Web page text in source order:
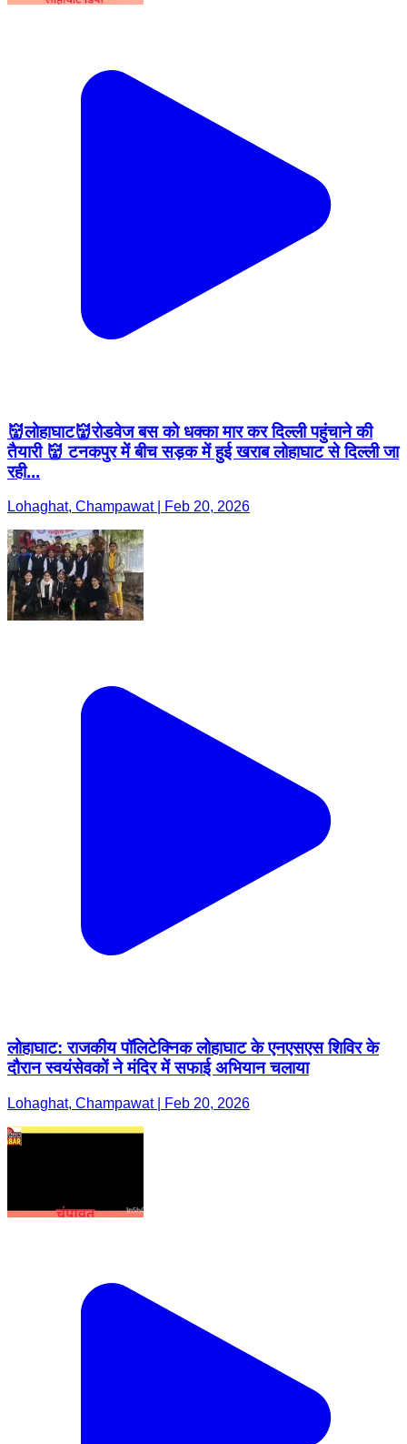
👹लोहाघाट👹रोडवेज बस को धक्का मार कर दिल्ली पहुंचाने की
तैयारी 👹 टनकपुर में बीच सड़क में हुई खराब लोहाघाट से दिल्ली जा
रही...
Lohaghat, Champawat | Feb 20, 2026
लोहाघाट: राजकीय पॉलिटेक्निक लोहाघाट के एनएसएस शिविर के
दौरान स्वयंसेवकों ने मंदिर में सफाई अभियान चलाया
Lohaghat, Champawat | Feb 20, 2026